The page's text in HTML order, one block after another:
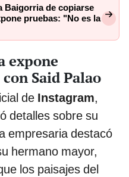
Baigorria de copiarse
pruebas: "No es la
expone
Said Palao
de Instagram,
detalles sobre su
empresaria destacó
hermano mayor,
los paisajes del